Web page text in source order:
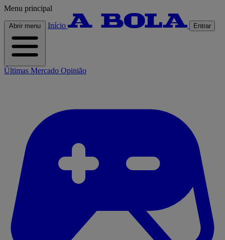
Menu principal
Abrir menu Início Entrar
Últimas Mercado Opinião